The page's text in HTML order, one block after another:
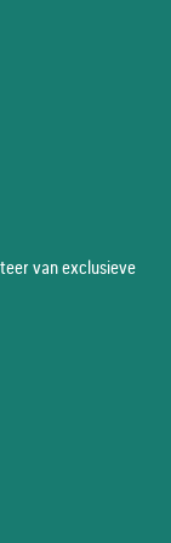
van exclusieve